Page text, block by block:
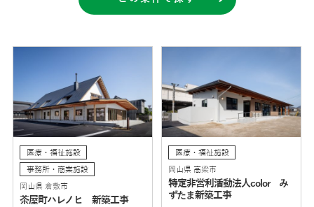
医療・福祉施設
事務所・商業施設
岡山県 倉敷市
茶屋町ハレノヒ 新築工事
医療・福祉施設
岡山県 高梁市
特定非営利活動法人color み
ずたま新築工事